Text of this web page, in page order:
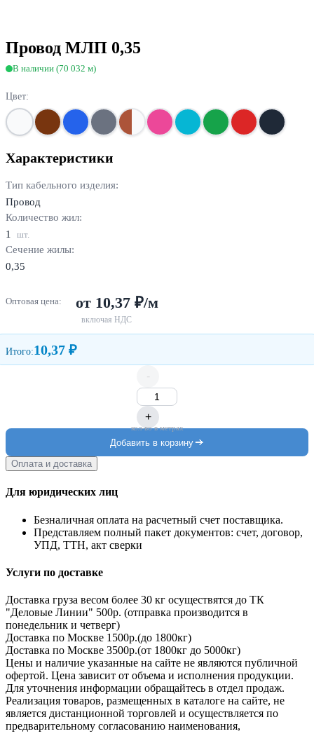
Провод МЛП 0,35
В наличии (70 032 м)
Цвет:
Характеристики
Тип кабельного изделия:
Провод
Количество жил:
1
шт.
Сечение жилы:
0,35
Оптовая цена: от 10,37 ₽/м
включая НДС
Итого:10,37 ₽
-
+
кол-во в метрах
Добавить в корзину
Оплата и доставка
Для юридических лиц
Безналичная оплата на расчетный счет поставщика.
Представляем полный пакет документов: счет, договор,
УПД, ТТН, акт сверки
Услуги по доставке
Доставка груза весом более 30 кг осуществятся до ТК
"Деловые Линии" 500р. (отправка производится в
понедельник и четверг)
Доставка по Москве 1500р.(до 1800кг)
Доставка по Москве 3500р.(от 1800кг до 5000кг)
Цены и наличие указанные на сайте не являются публичной
офертой. Цена зависит от объема и исполнения продукции.
Для уточнения информации обращайтесь в отдел продаж.
Реализация товаров, размещенных в каталоге на сайте, не
является дистанционной торговлей и осуществляется по
предварительному согласованию наименования,